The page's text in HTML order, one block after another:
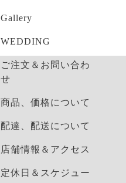
Gallery
WEDDING
ご注文＆お問い合わ
せ
商品、価格について
配達、配送について
店舗情報＆アクセス
定休日＆スケジュー